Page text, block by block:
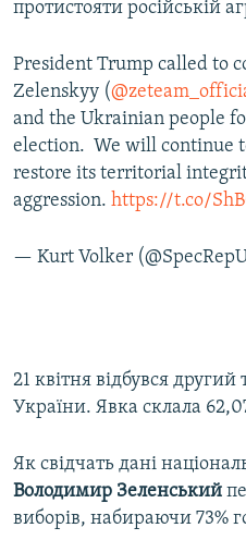
протистояти російській
President Trump called to
Zelenskyy (
and the Ukrainian people
election. We will continue
restore its territorial
aggression. https://t.co/
— Kurt Volker
21 квітня відбувся
України. Явка склала
Як свідчать дані
Володимир Зеленський
виборів, набираючи 73%